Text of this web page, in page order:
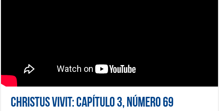
Christus Vivit: Capítulo 3, Número 69